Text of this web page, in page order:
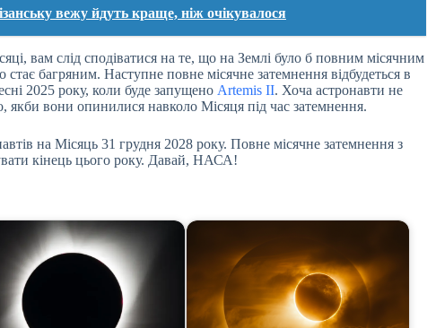
вежу йдуть краще, ніж очікувалося
вам слід сподіватися на те, що на Землі було б повним місячним
багряним. Наступне повне місячне затемнення відбудеться в
2025 року, коли буде запущено Artemis II. Хоча астронавти не
якби вони опинилися навколо Місяця під час затемнення.
на Місяць 31 грудня 2028 року. Повне місячне затемнення з
кінець цього року. Давай, НАСА!